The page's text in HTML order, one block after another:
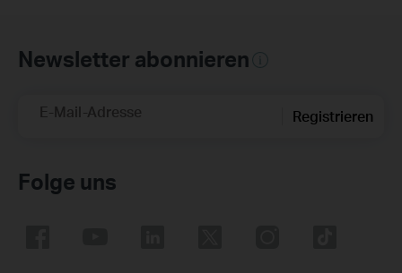
Newsletter abonnieren
E-Mail-Adresse Registrieren
Folge uns